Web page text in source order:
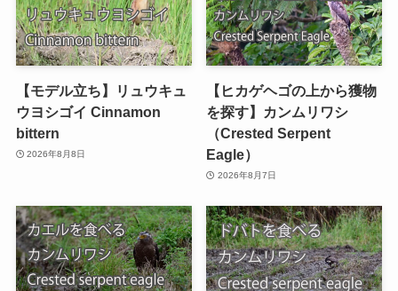
【モデル立ち】リュウキュ
ウヨシゴイ Cinnamon
bittern
2026年8月8日
【ヒカゲヘゴの上から獲物
を探す】カンムリワシ
（Crested Serpent
Eagle）
2026年8月7日